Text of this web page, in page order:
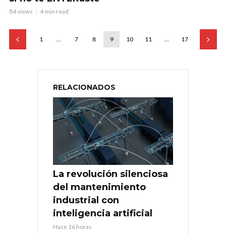
84 views 4 min read
1 … 7 8 9 10 11 … 17
RELACIONADOS
La revolución silenciosa
del mantenimiento
industrial con
inteligencia artificial
Hace 16 horas